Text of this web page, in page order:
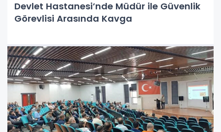
Devlet Hastanesi’nde Müdür ile Güvenlik
Görevlisi Arasında Kavga